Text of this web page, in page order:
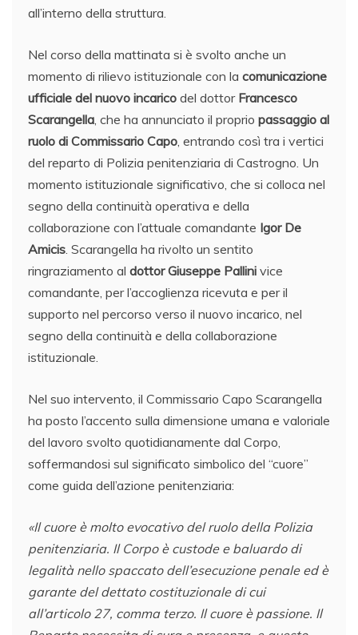
all’interno della struttura.
Nel corso della mattinata si è svolto anche un
momento di rilievo istituzionale con la comunicazione
ufficiale del nuovo incarico del dottor Francesco
Scarangella, che ha annunciato il proprio passaggio al
ruolo di Commissario Capo, entrando così tra i vertici
del reparto di Polizia penitenziaria di Castrogno. Un
momento istituzionale significativo, che si colloca nel
segno della continuità operativa e della
collaborazione con l’attuale comandante Igor De
Amicis. Scarangella ha rivolto un sentito
ringraziamento al dottor Giuseppe Pallini vice
comandante, per l’accoglienza ricevuta e per il
supporto nel percorso verso il nuovo incarico, nel
segno della continuità e della collaborazione
istituzionale.
Nel suo intervento, il Commissario Capo Scarangella
ha posto l’accento sulla dimensione umana e valoriale
del lavoro svolto quotidianamente dal Corpo,
soffermandosi sul significato simbolico del “cuore”
come guida dell’azione penitenziaria:
«Il cuore è molto evocativo del ruolo della Polizia
penitenziaria. Il Corpo è custode e baluardo di
legalità nello spaccato dell’esecuzione penale ed è
garante del dettato costituzionale di cui
all’articolo 27, comma terzo. Il cuore è passione. Il